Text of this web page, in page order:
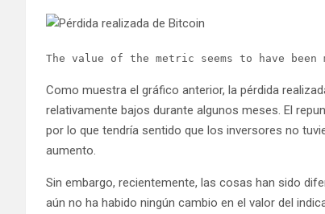
The value of the metric seems to have
Como muestra el gráfico anterior, la pérdida
relativamente bajos durante algunos meses. El
por lo que tendría sentido que los inversores no
aumento.
Sin embargo, recientemente, las cosas han sido
aún no ha habido ningún cambio en el valor del